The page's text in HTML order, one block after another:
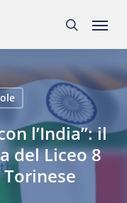
search
Menu
l’India”: il
del Liceo 8